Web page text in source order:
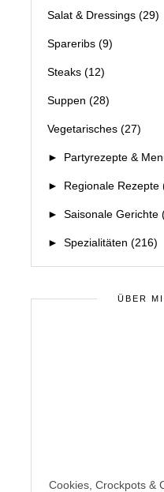
Salat & Dressings (29)
Spareribs (9)
Steaks (12)
Suppen (28)
Vegetarisches (27)
► Partyrezepte &
► Regionale Rezepte
► Saisonale Gerichte
► Spezialitäten (216)
ÜBER
Cookies, Crockpots &